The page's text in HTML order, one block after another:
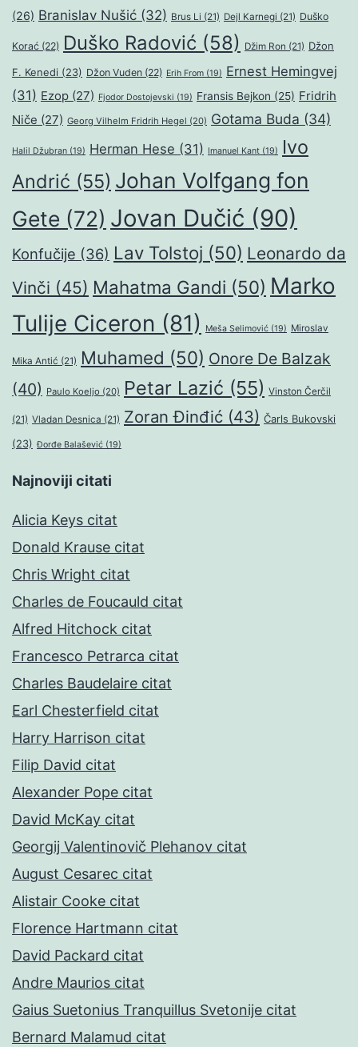
(26) Branislav Nušić (32) Brus Li (21) Dejl Karnegi (21) Duško
Korać (22) Duško Radović (58) Džim Ron (21) Džon
F. Kenedi (23) Džon Vuden (22) Erih From (19) Ernest Hemingvej
(31) Ezop (27) Fjodor Dostojevski (19) Fransis Bejkon (25) Fridrih
Niče (27) Georg Vilhelm Fridrih Hegel (20) Gotama Buda (34)
Halil Džubran (19) Herman Hese (31) Imanuel Kant (19)
Ivo
Andrić (55) Johan Volfgang fon
Gete (72) Jovan Dučić (90)
Konfučije (36) Lav Tolstoj (50) Leonardo da
Vinči (45) Mahatma Gandi (50) Marko
Tulije Ciceron (81) Meša Selimović (19) Miroslav
Mika Antić (21) Muhamed (50) Onore De Balzak
(40) Paulo Koeljo (20) Petar Lazić (55) Vinston Čerčil
(21) Vladan Desnica (21) Zoran Đinđić (43) Čarls Bukovski
(23) Đorđe Balašević (19)
Najnoviji citati
Alicia Keys citat
Donald Krause citat
Chris Wright citat
Charles de Foucauld citat
Alfred Hitchock citat
Francesco Petrarca citat
Charles Baudelaire citat
Earl Chesterfield citat
Harry Harrison citat
Filip David citat
Alexander Pope citat
David McKay citat
Georgij Valentinovič Plehanov citat
August Cesarec citat
Alistair Cooke citat
Florence Hartmann citat
David Packard citat
Andre Maurios citat
Gaius Suetonius Tranquillus Svetonije citat
Bernard Malamud citat